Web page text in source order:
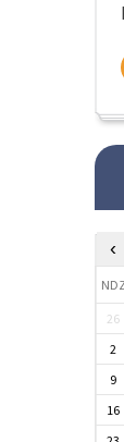
‹
26
2
9
16